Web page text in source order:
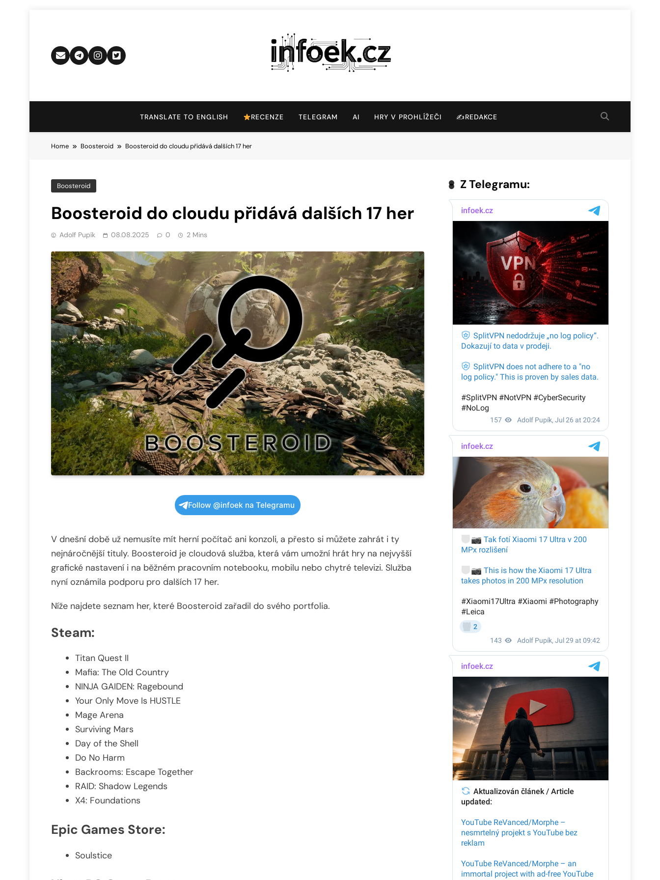
Infoek.cz
TRANSLATE TO ENGLISH RECENZE TELEGRAM AI HRY V PROHLÍŽEČI ✍️REDAKCE
Home Boosteroid Boosteroid do cloudu přidává dalších 17 her
Boosteroid
Boosteroid do cloudu přidává dalších 17 her
Adolf Pupík 08.08.2025 0 2 Mins
Follow @infoek na Telegramu
V dnešní době už nemusíte mít herní počítač ani konzoli, a přesto si můžete zahrát i ty
nejnáročnější tituly. Boosteroid je cloudová služba, která vám umožní hrát hry na nejvyšší
grafické nastavení i na běžném pracovním notebooku, mobilu nebo chytré televizi. Služba
nyní oznámila podporu pro dalších 17 her.
Níže najdete seznam her, které Boosteroid zařadil do svého portfolia.
Steam:
Titan Quest II
Mafia: The Old Country
NINJA GAIDEN: Ragebound
Your Only Move Is HUSTLE
Mage Arena
Surviving Mars
Day of the Shell
Do No Harm
Backrooms: Escape Together
RAID: Shadow Legends
X4: Foundations
Epic Games Store:
Soulstice
Z Telegramu: